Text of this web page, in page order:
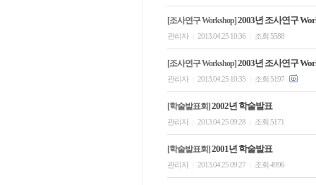
[조사연구 Workshop] 2003년 조사연구
관리자 2013.04.25 10:36 조회 5588
[조사연구 Workshop] 2003년 조사연구
관리자 2013.04.25 10:35 조회 5197
[학술발표회] 2002년 학술발표
관리자 2013.04.25 09:28 조회 5171
[학술발표회] 2001년 학술발표
관리자 2013.04.25 09:27 조회 4996